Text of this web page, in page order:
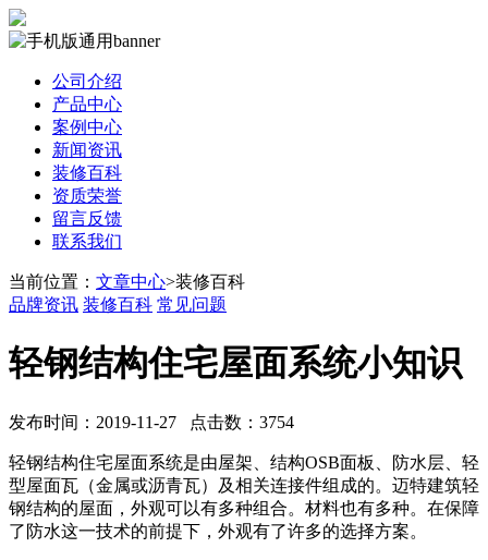
公司介绍
产品中心
案例中心
新闻资讯
装修百科
资质荣誉
留言反馈
联系我们
当前位置： 文章中心>装修百科
品牌资讯 装修百科 常见问题
轻钢结构住宅屋面系统小知识
发布时间：2019-11-27 点击数：3754
轻钢结构住宅屋面系统是由屋架、结构OSB面板、防水层、轻
型屋面瓦（金属或沥青瓦）及相关连接件组成的。迈特建筑轻
钢结构的屋面，外观可以有多种组合。材料也有多种。在保障
了防水这一技术的前提下，外观有了许多的选择方案。